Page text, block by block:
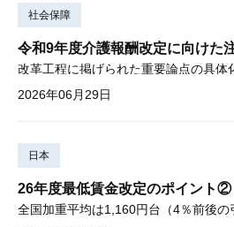
社会保障
令和9年度介護報酬改定に向けた
改革工程に掲げられた重要論点の具体
2026年06月29日
日本
26年度最低賃金改定のポイント②
全国加重平均は1,160円台（4％前後の